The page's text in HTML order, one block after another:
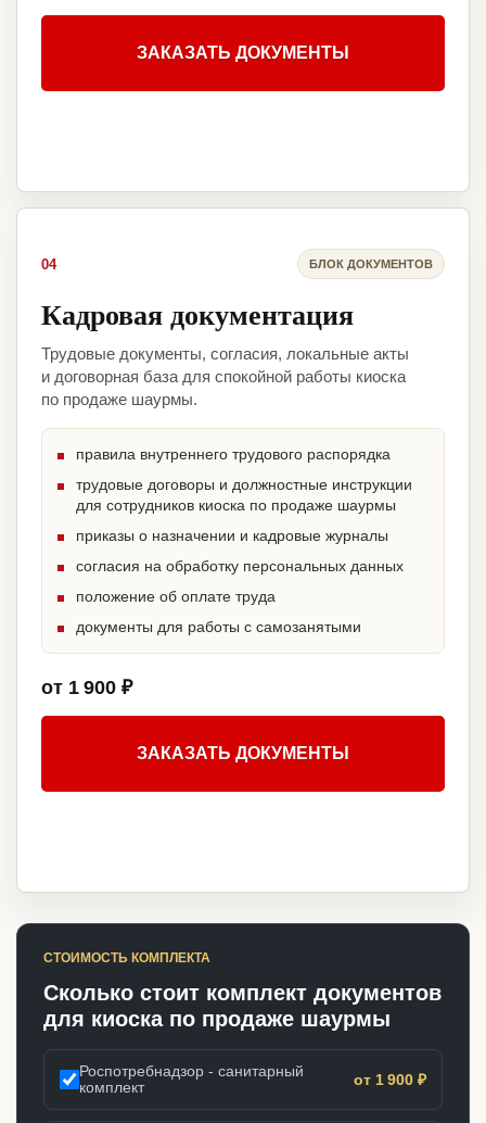
ЗАКАЗАТЬ ДОКУМЕНТЫ
04 БЛОК ДОКУМЕНТОВ
Кадровая документация
Трудовые документы, согласия, локальные акты
и договорная база для спокойной работы киоска
по продаже шаурмы.
правила внутреннего трудового распорядка
трудовые договоры и должностные инструкции
для сотрудников киоска по продаже шаурмы
приказы о назначении и кадровые журналы
согласия на обработку персональных данных
положение об оплате труда
документы для работы с самозанятыми
от 1 900 ₽
ЗАКАЗАТЬ ДОКУМЕНТЫ
СТОИМОСТЬ КОМПЛЕКТА
Сколько стоит комплект документов
для киоска по продаже шаурмы
Роспотребнадзор - санитарный
комплект
от 1 900 ₽